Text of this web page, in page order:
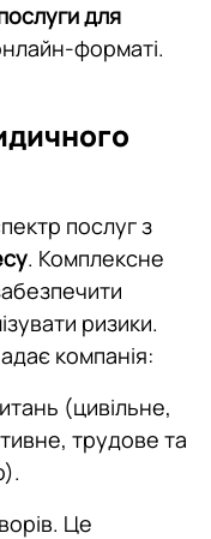
для
форматі.
послуг з
. Комплексне
ризики.
компанія:
(цивільне,
трудове та
Це